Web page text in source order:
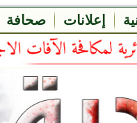
إعلانات صحافة